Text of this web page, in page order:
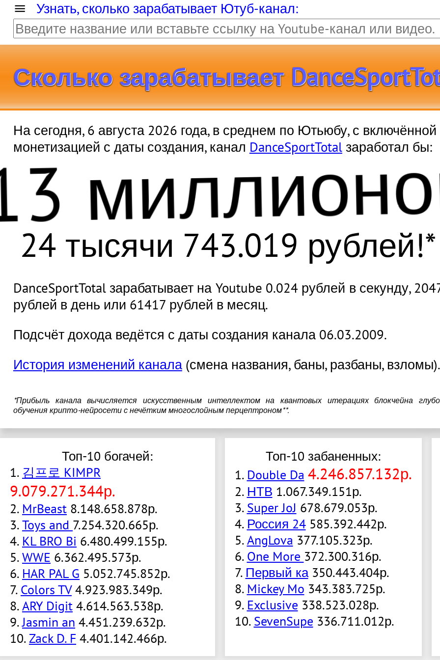
Узнать, сколько зарабатывает Ютуб-канал:
Сколько зарабатывает
На сегодня, 6 августа 2026 года, в среднем по Ютьюбу, с включённой
монетизацией с даты создания, канал DanceSportTotalзаработал бы:
24 тысячи 743.026 рублей!*
DanceSportTotal зарабатывает на Youtube 0.024 рублей в секунду,
рублей в день или 61417 рублей в месяц.
Подсчёт дохода ведётся с даты создания канала 06.03.2009.
История изменений канала(смена названия, баны, разбаны, взломы).
*Прибыль канала вычисляется искусственным интеллектом на квантовых итерациях блокчейна
обучения крипто-нейросети с нечётким многослойным перцептроном**.
Топ-10 богачей:
1. 김프로 KIMPR
9.079.271.344р.
2. MrBeast 8.148.658.878р.
3.Toys and 7.254.320.665р.
4. KL BRO Bi 6.480.499.155р.
5.WWE 6.362.495.573р.
6. HAR PAL G 5.052.745.852р.
7. Colors TV 4.923.983.349р.
8.ARY Digit 4.614.563.538р.
9.Jasmin an 4.451.239.632р.
10. Zack D. F 4.401.142.466р.
Топ-10 забаненных:
1. Double Da 4.246.857.132р.
2. НТВ 1.067.349.151р.
3. Super JoJ 678.679.053р.
4. Россия 24 585.392.442р.
5.AngLova 377.105.323р.
6. One More 372.300.316р.
7. Первый ка 350.443.404р.
8. Mickey Mo 343.383.725р.
9. Exclusive 338.523.028р.
10. SevenSupe 336.711.012р.